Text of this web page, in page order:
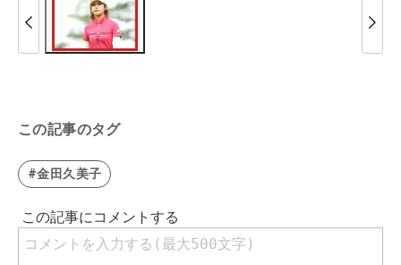
この記事のタグ
#金田久美子